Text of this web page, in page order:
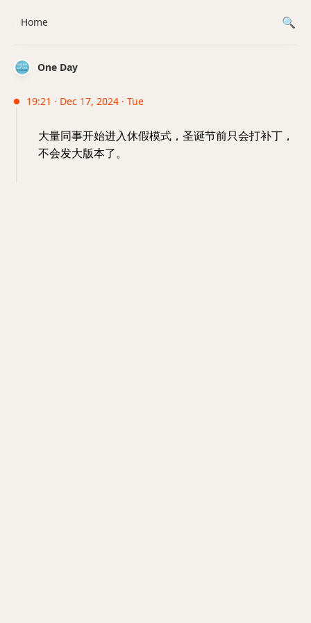
One Day
19:21 · Dec 17, 2024 · Tue
大量同事开始进入休假模式，圣诞节前只会打补丁，
不会发大版本了。
Home